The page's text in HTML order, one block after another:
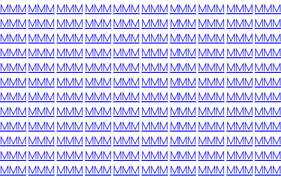
MMMMMM MMM MMMMMM MMM MMM MMM MMMMMM
MMMMMM MMM MMMMMM MMM MMM MMM MMMMMM
MMMMMM MMM MMMMMM MMM MMM MMM MMMMMM
MMMMMM MMM MMMMMM MMM MMM MMM MMMMMM
MMMMMM MMM MMMMMM MMM MMM MMM MMMMMM
MMMMMM MMM MMMMMM MMM MMM MMM MMMMMM
MMMMMM MMM MMMMMM MMM MMM MMM MMMMMM
MMMMMM MMM MMMMMM MMM MMM MMM MMMMMM
MMMMMM MMM MMMMMM MMM MMM MMM MMMMMM
MMMMMM MMM MMMMMM MMM MMM MMM MMMMMM
MMMMMM MMM MMMMMM MMM MMM MMM MMMMMM
MMMMMM MMM MMMMMM MMM MMM MMM MMMMMM